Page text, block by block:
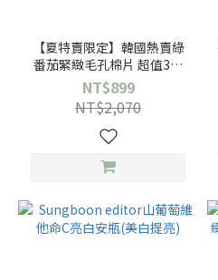
【夏特賣限定】韓國熱賣綠
番茄緊緻毛孔棉片 超值3入
(60片*3)
NT$899
NT$2,070